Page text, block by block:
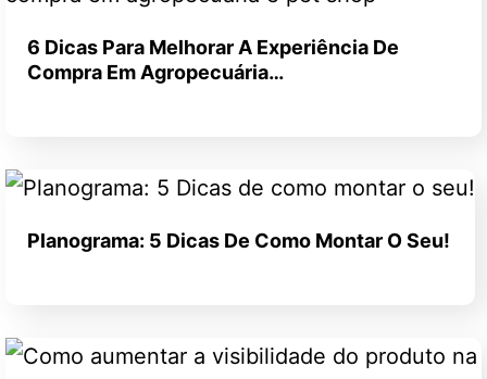
6 Dicas Para Melhorar A Experiência De
Compra Em Agropecuária…
Planograma: 5 Dicas De Como Montar O Seu!